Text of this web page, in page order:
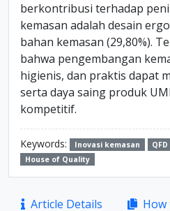
berkontribusi terhadap
kemasan adalah desain
bahan kemasan (29,80%).
bahwa pengembangan
higienis, dan praktis dapat
serta daya saing produk
kompetitif.
Keywords: Inovasi kemasan QFD
House of Quality
Article
Article Details How